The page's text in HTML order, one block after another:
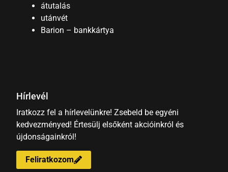
átutalás
utánvét
Barion – bankkártya
Hírlevél
Iratkozz fel a hírlevelünkre! Zsebeld be egyéni
kedvezményed! Értesülj elsőként akcióinkról és
újdonságainkról!
Feliratkozom